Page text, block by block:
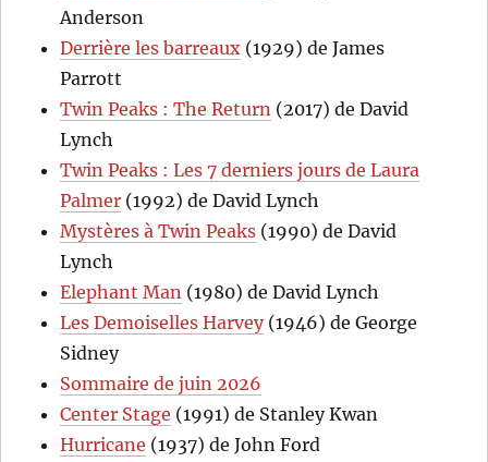
Anderson
Derrière les barreaux (1929) de James
Parrott
Twin Peaks : The Return (2017) de David
Lynch
Twin Peaks : Les 7 derniers jours de Laura
Palmer (1992) de David Lynch
Mystères à Twin Peaks (1990) de David
Lynch
Elephant Man (1980) de David Lynch
Les Demoiselles Harvey(1946) de George
Sidney
Sommaire de juin 2026
Center Stage (1991) de Stanley Kwan
Hurricane (1937) de John Ford